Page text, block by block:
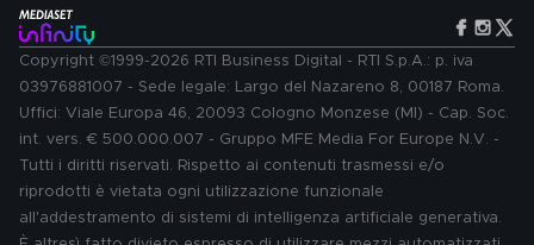
Copyright ©1999-2026 RTI Business Digital - RTI S.p.A.: p. iva
03976881007 - Sede legale: Largo del Nazareno 8, 00187 Roma.
Uffici: Viale Europa 46, 20093 Cologno Monzese (MI) - Cap. Soc.
int. vers. € 500.000.007 - Gruppo MFE Media For Europe N.V. -
Tutti i diritti riservati. Rispetto ai contenuti trasmessi e/o
riprodotti è vietata ogni utilizzazione funzionale
all'addestramento di sistemi di intelligenza artificiale generativa.